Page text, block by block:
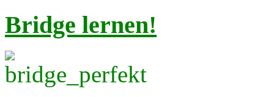
Bridge lernen!